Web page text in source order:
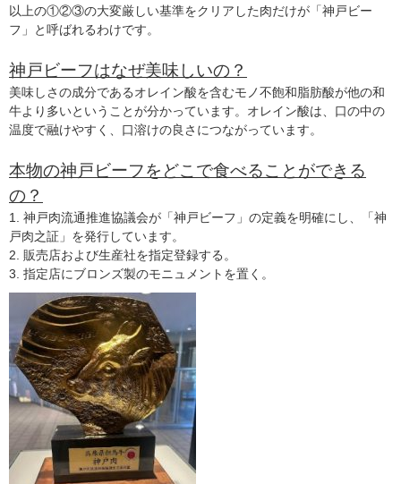
以上の①②③の大変厳しい基準をクリアした肉だけが「神戸ビー
フ」と呼ばれるわけです。
神戸ビーフはなぜ美味しいの？
美味しさの成分であるオレイン酸を含むモノ不飽和脂肪酸が他の和
牛より多いということが分かっています。オレイン酸は、口の中の
温度で融けやすく、口溶けの良さにつながっています。
本物の神戸ビーフをどこで食べることができる
の？
1. 神戸肉流通推進協議会が「神戸ビーフ」の定義を明確にし、「神
戸肉之証」を発行しています。
2. 販売店および生産社を指定登録する。
3. 指定店にブロンズ製のモニュメントを置く。